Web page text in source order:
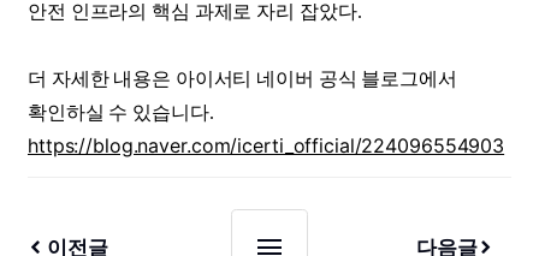
안전 인프라의 핵심 과제로 자리 잡았다.
더 자세한 내용은 아이서티 네이버 공식 블로그에서
확인하실 수 있습니다.
https://blog.naver.com/icerti_official/224096554903
이전글 다음글